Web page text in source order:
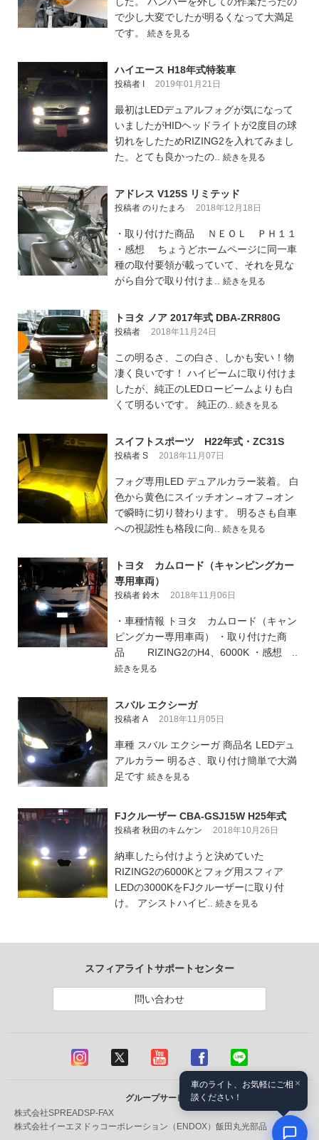
で少し大変でしたが明るくなって大満足
です。 続きを見る
ハイエース H18年式特装車
投稿者 I 2019年01月21日
最初はLEDデュアルフォグが気になって
いましたがHIDヘッドライトが2度目の球
切れをしたためRIZING2を入れてみまし
た。とても良かったの.. 続きを見る
アドレス V125S リミテッド
投稿者 のりたまろ 2018年12月18日
・取り付けた商品 ＮＥＯＬ ＰＨ１１
・感想 ちょうどホームページに同一車
種の取付要領が載っていて、それを見な
がら自分で取り付けま.. 続きを見る
トヨタ ノア 2017年式 DBA-ZRR80G
投稿者 2018年11月24日
この明るさ、この白さ、しかも安い！物
凄く良いです！ ハイビームに取り付けま
したが、純正のLEDロービームよりも白
くて明るいです。 純正の.. 続きを見る
スイフトスポーツ H22年式・ZC31S
投稿者 S 2018年11月07日
フォグ専用LED デュアルカラー装着。 白
色から黄色にスイッチオン→オフ→オン
で瞬時に切り替わります。 明るさも自車
への視認性も格段に向.. 続きを見る
トヨタ カムロード（キャンピングカー
専用車両）
投稿者 鈴木 2018年11月06日
・車種情報 トヨタ カムロード（キャン
ピングカー専用車両） ・取り付けた商
品 RIZING2のH4、6000K ・感想 ..
続きを見る
スバル エクシーガ
投稿者 A 2018年11月05日
車種 スバル エクシーガ 商品名 LEDデュ
アルカラー 明るさ、取り付け簡単で大満
足です 続きを見る
FJクルーザー CBA-GSJ15W H25年式
投稿者 秋田のキムケン 2018年10月26日
納車したら付けようと決めていた
RIZING2の6000Kとフォグ用スフィア
LEDの3000KをFJクルーザーに取り付
け。 アシストハイビ.. 続きを見る
スフィアライトサポートセンター
問い合わせ
グループサービス
株式会社SPREADSP-FAX
株式会社イーエヌドゥコーポレーション（ENDOX） 飯田丸光部品
×
車のライト、お気軽にご相
談ください！